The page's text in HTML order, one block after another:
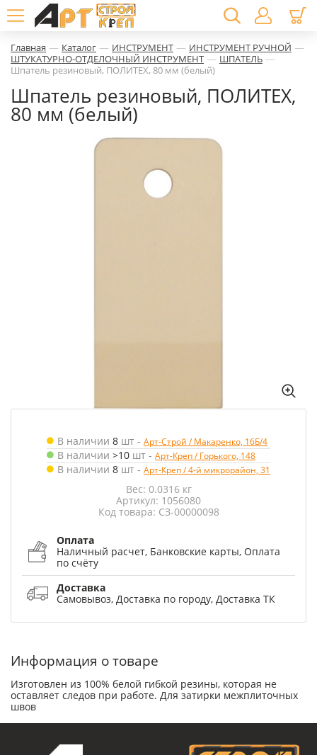
Главная — Каталог — ИНСТРУМЕНТ — ИНСТРУМЕНТ РУЧНОЙ —
ШТУКАТУРНО-ОТДЕЛОЧНЫЙ ИНСТРУМЕНТ — ШПАТЕЛЬ —
Шпатель резиновый, ПОЛИТЕХ, 80 мм (белый)
Шпатель резиновый, ПОЛИТЕХ,
80 мм (белый)
В наличии 8 шт - Арт-Строй / Макаренко, 16Б/4
В наличии >10 шт - Арт-Креп / Горького, 148
В наличии 8 шт - Арт-Креп / 4-й микрорайон, 31
Вес: 0.0316 кг
Артикул: 1056080
Код товара: СЗ-00000098
Оплата
Наличный расчет, Банковские карты, Оплата
по счёту
Доставка
Самовывоз, Доставка по городу, Доставка ТК
Информация о товаре
Изготовлен из 100% белой гибкой резины, которая не
оставляет следов при работе. Для затирки межплиточных
швов